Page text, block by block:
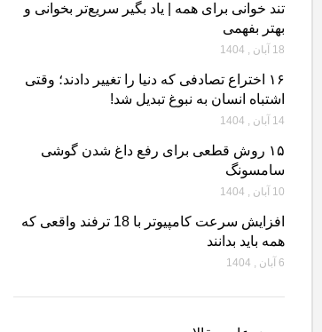
تند خوانی برای همه | یاد بگیر سریع‌تر بخوانی و
بهتر بفهمی
18 آبان , 1404
۱۶ اختراع تصادفی که دنیا را تغییر دادند؛ وقتی
اشتباه انسان به نبوغ تبدیل شد!
14 آبان , 1404
۱۵ روش قطعی برای رفع داغ شدن گوشی
سامسونگ
10 آبان , 1404
افزایش سرعت کامپیوتر با 18 ترفند واقعی که
همه باید بدانند
6 آبان , 1404